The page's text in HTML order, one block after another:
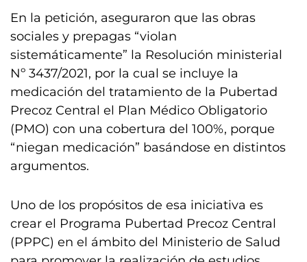
En la petición, aseguraron que las obras
sociales y prepagas “violan
sistemáticamente” la Resolución ministerial
Nº 3437/2021, por la cual se incluye la
medicación del tratamiento de la Pubertad
Precoz Central el Plan Médico Obligatorio
(PMO) con una cobertura del 100%, porque
“niegan medicación” basándose en distintos
argumentos.
Uno de los propósitos de esa iniciativa es
crear el Programa Pubertad Precoz Central
(PPPC) en el ámbito del Ministerio de Salud